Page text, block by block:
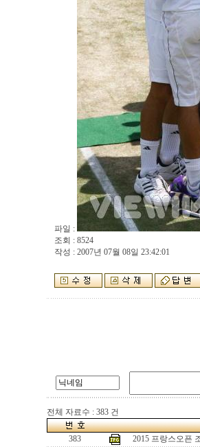
파일 :
조회 : 8524
작성 : 2007년 07월 08일 23:42:01
전체 자료수 : 383 건
383
2015 프랑스오픈